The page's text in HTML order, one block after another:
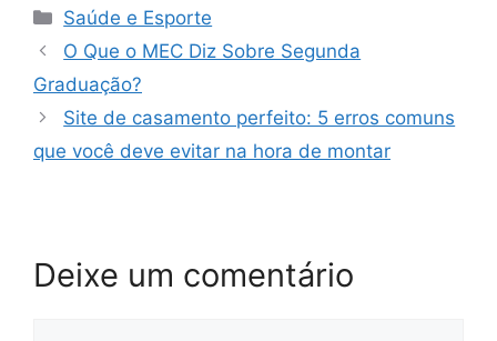
Categorias
Saúde e Esporte
O Que o MEC Diz Sobre Segunda
Graduação?
Site de casamento perfeito: 5 erros comuns
que você deve evitar na hora de montar
Deixe um comentário